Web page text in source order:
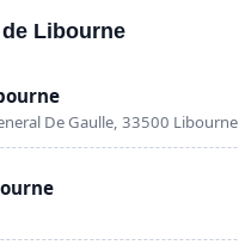
Libourne
De Gaulle, 33500 Libourne